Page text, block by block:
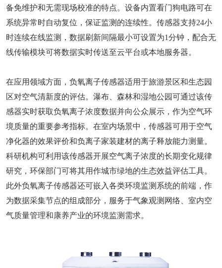
备免维护和无需现场校准的特点。设备内置看门狗电路可在
系统异常时自动复位，保证监测的连续性。传感器支持24小
时连续在线监测，数据刷新间隔最小可设置为1分钟，配合无
线传输模块可将数据实时传送至云平台或本地服务器。
在应用领域方面，负氧离子传感器适用于旅游景区和生态园
区对空气清新度的评估。瀑布、森林和湿地公园可通过该传
感器实时获取负氧离子浓度数据并向公众展示，作为空气环
境质量的重要参考指标。在室内场景中，传感器可用于空气
净化器的效果评价和负离子家装建材的离子释放能力测量。
科研机构可利用该传感器开展空气离子浓度的长期变化规律
研究，环保部门可将其用作城市绿地的生态效益评估工具。
此外负氧离子传感器还可嵌入各类环境监测系统的前端，作
为数据采集节点的组成部分，服务于气象观测网络、室内空
气质量管理和康养产业的环境监测需求。